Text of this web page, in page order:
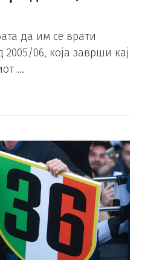
да им се врати
2005/06, која заврши кај
…